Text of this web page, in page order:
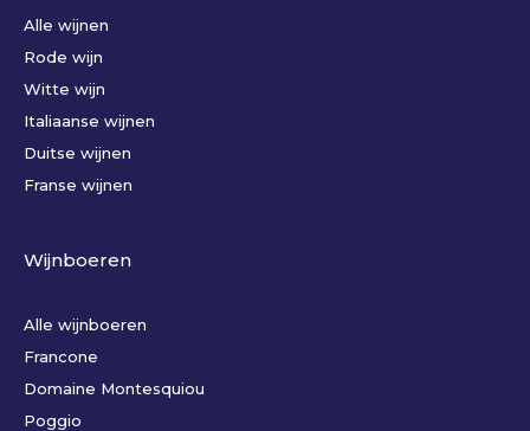
Alle wijnen
Rode wijn
Witte wijn
Italiaanse wijnen
Duitse wijnen
Franse wijnen
Wijnboeren
Alle wijnboeren
Francone
Domaine Montesquiou
Poggio